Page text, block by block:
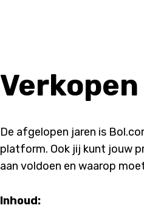
De afgelopen jaren is
platform. Ook jij kunt jouw
aan voldoen en waarop
Inhoud: